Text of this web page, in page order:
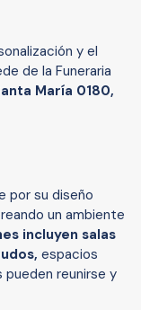
y el
de la Funeraria
María 0180,
por su diseño
un ambiente
incluyen salas
espacios
reunirse y